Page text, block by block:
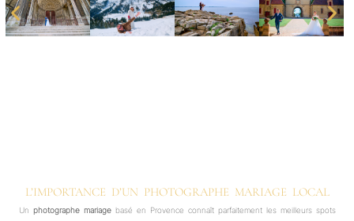
L’IMPORTANCE D’UN PHOTOGRAPHE MARIAGE LOCAL
Un photographe mariagebasé en Provence connaît parfaitement les meilleurs spots